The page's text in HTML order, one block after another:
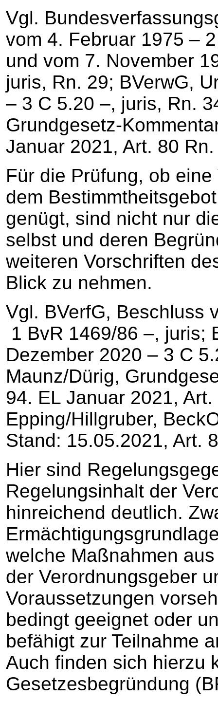
Vgl.
vom 4. Februar 1975 –
und vom 7. November
juris, Rn. 29; BVerwG,
– 3 C 5.20 –, juris, Rn.
Grundgesetz-
Januar 2021, Art. 80
Für die Prüfung, ob
dem
genügt, sind nicht nur
selbst und deren
weiteren Vorschriften
Blick zu nehmen.
Vgl. BVerfG, Beschluss
1 BvR 1469/86 –, juris;
Dezember 2020 – 3 C
Maunz/Dürig,
94. EL Januar 2021,
Epping/Hillgruber,
Stand: 15.05.2021, Art.
Hier sind
Regelungsinhalt der
hinreichend deutlich.
welche Maßnahmen
der Verordnungsgeber
Voraussetzungen
bedingt geeignet oder
befähigt zur Teilnahme
Auch finden sich hierzu
Gesetzesbegründung